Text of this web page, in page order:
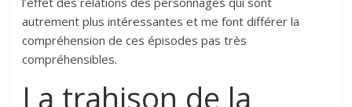
autrement plus intéressantes et me font différer la
compréhension de ces épisodes pas très
compréhensibles.
La trahison de la